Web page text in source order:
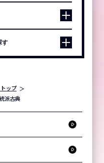
す
ップ
派古典